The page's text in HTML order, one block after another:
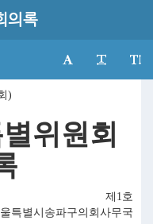
의록
)
위원회
제1호
파구의회사무국